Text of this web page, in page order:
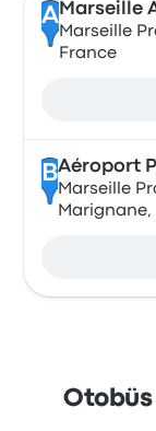
A Marseille
Marseille
France
BAéroport
Marseille
Marignane,
Otobüs